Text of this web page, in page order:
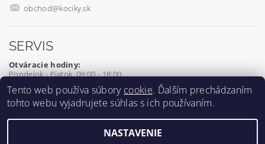
obchod@kociky.sk
SERVIS
Otváracie hodiny:
Pondelok - Piatok 09:00 - 18:00
0905 539 927
Tento web používa súbory cookie. Ďalším prechádzaním
tohto webu vyjadrujete súhlas s ich používaním.
NASTAVENIE